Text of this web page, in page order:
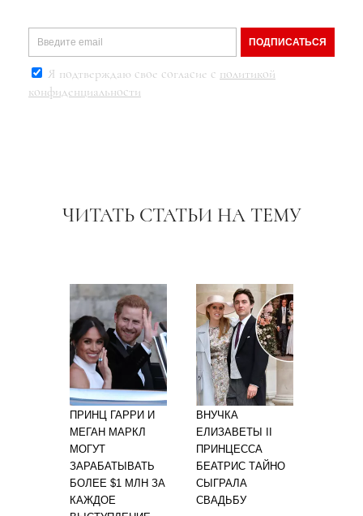
ПОДПИСАТЬСЯ
Я подтверждаю свое согласие с политикой
конфиденциальности
ЧИТАТЬ СТАТЬИ НА ТЕМУ
ПРИНЦ ГАРРИ И
МЕГАН МАРКЛ
МОГУТ
ЗАРАБАТЫВАТЬ
БОЛЕЕ $1 МЛН ЗА
КАЖДОЕ
ВНУЧКА
ЕЛИЗАВЕТЫ II
ПРИНЦЕССА
БЕАТРИС ТАЙНО
СЫГРАЛА
СВАДЬБУ